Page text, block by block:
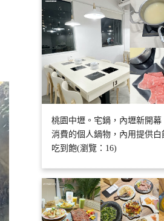
桃園中壢。宅鍋，內壢新開幕
消費的個人鍋物，內用提供白
吃到飽(瀏覽：16)